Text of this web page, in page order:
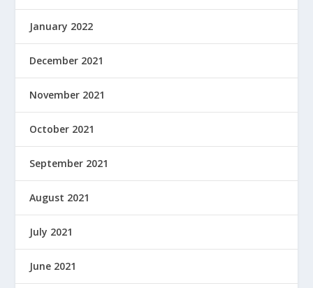
January 2022
December 2021
November 2021
October 2021
September 2021
August 2021
July 2021
June 2021